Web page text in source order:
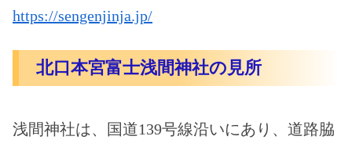
https://sengenjinja.jp/
北口本宮富士浅間神社の見所
浅間神社は、国道139号線沿いにあり、道路脇